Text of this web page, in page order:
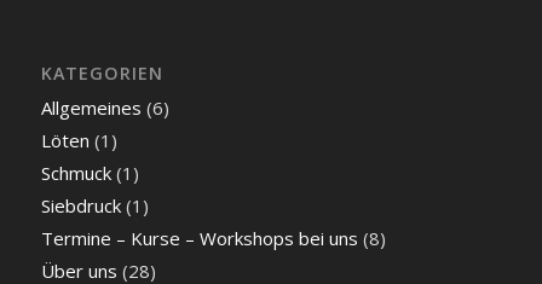
KATEGORIEN
Allgemeines (6)
Löten (1)
Schmuck(1)
Siebdruck(1)
Termine – Kurse – Workshops bei uns (8)
Über uns (28)